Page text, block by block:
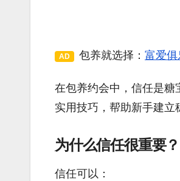
AD 包养就选择： 富爱俱
在包养约会中，信任是糖
实用技巧，帮助新手建立
为什么信任很重要？
信任可以：